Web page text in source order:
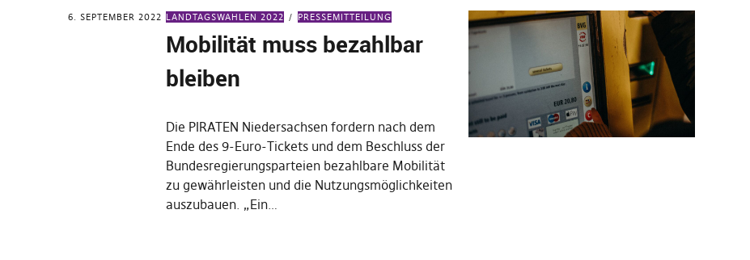
6. SEPTEMBER 2022 LANDTAGSWAHLEN 2022 PRESSEMITTEILUNG
Mobilität muss bezahlbar
bleiben
Die PIRATEN Niedersachsen fordern nach dem
Ende des 9-Euro-Tickets und dem Beschluss der
Bundesregierungsparteien bezahlbare Mobilität
zu gewährleisten und die Nutzungsmöglichkeiten
auszubauen. „Ein…